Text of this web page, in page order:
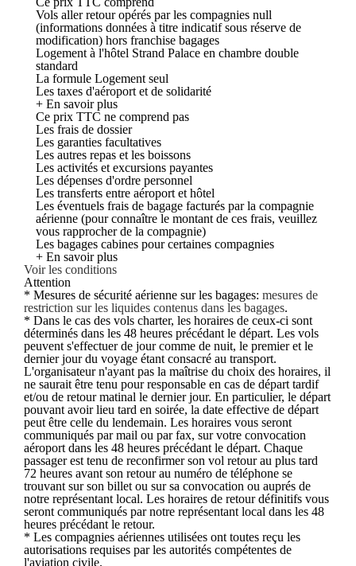
Vols aller retour opérés par les compagnies null
(informations données à titre indicatif sous réserve de
modification) hors franchise bagages
Logement à l'hôtel Strand Palace en chambre double
standard
La formule Logement seul
Les taxes d'aéroport et de solidarité
+ En savoir plus
Ce prix TTC ne comprend pas
Les frais de dossier
Les garanties facultatives
Les autres repas et les boissons
Les activités et excursions payantes
Les dépenses d'ordre personnel
Les transferts entre aéroport et hôtel
Les éventuels frais de bagage facturés par la compagnie
aérienne (pour connaître le montant de ces frais, veuillez
vous rapprocher de la compagnie)
Les bagages cabines pour certaines compagnies
+ En savoir plus
Voir les conditions
Attention
* Mesures de sécurité aérienne sur les bagages: mesures de
restriction sur les liquides contenus dans les bagages.
* Dans le cas des vols charter, les horaires de ceux-ci sont
déterminés dans les 48 heures précédant le départ. Les vols
peuvent s'effectuer de jour comme de nuit, le premier et le
dernier jour du voyage étant consacré au transport.
L'organisateur n'ayant pas la maîtrise du choix des horaires, il
ne saurait être tenu pour responsable en cas de départ tardif
et/ou de retour matinal le dernier jour. En particulier, le départ
pouvant avoir lieu tard en soirée, la date effective de départ
peut être celle du lendemain. Les horaires vous seront
communiqués par mail ou par fax, sur votre convocation
aéroport dans les 48 heures précédant le départ. Chaque
passager est tenu de reconfirmer son vol retour au plus tard
72 heures avant son retour au numéro de téléphone se
trouvant sur son billet ou sur sa convocation ou auprés de
notre représentant local. Les horaires de retour définitifs vous
seront communiqués par notre représentant local dans les 48
heures précédant le retour.
* Les compagnies aériennes utilisées ont toutes reçu les
autorisations requises par les autorités compétentes de
l'aviation civile.